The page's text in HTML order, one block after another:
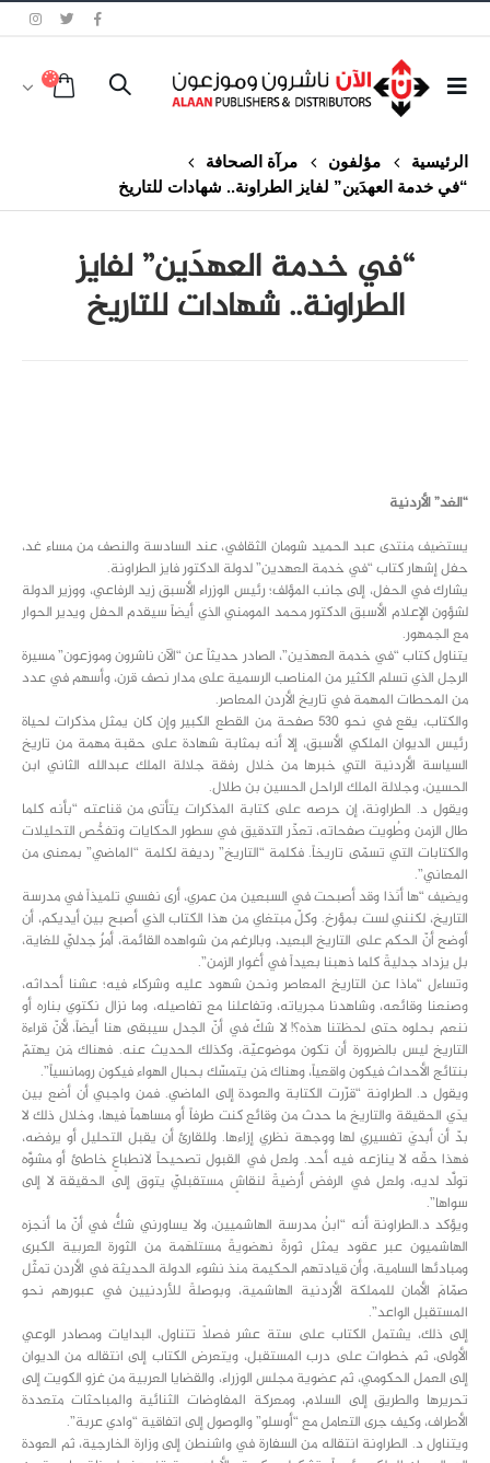
الرئيسية مؤلفون
مرآة الصحافة
“في خدمة العهدَين” لفايز الطراونة.. شهادات للتاريخ
“في خدمة العهدَين” لفايز
الطراونة.. شهادات للتاريخ
“الغد” الأردنية
يستضيف منتدى عبد الحميد شومان الثقافي، عند السادسة والنصف من مساء غد،
حفل إشهار كتاب “في خدمة العهدين” لدولة الدكتور فايز الطراونة.
يشارك في الحفل، إلى جانب المؤلف؛ رئيس الوزراء الأسبق زيد الرفاعي، ووزير الدولة
لشؤون الإعلام الأسبق الدكتور محمد المومني الذي أيضاً سيقدم الحفل ويدير الحوار
مع الجمهور.
يتناول كتاب “في خدمة العهدَين”، الصادر حديثاً عن “الآن ناشرون وموزعون” مسيرة
الرجل الذي تسلم الكثير من المناصب الرسمية على مدار نصف قرن، وأسهم في عدد
من المحطات المهمة في تاريخ الأردن المعاصر.
والكتاب، يقع في نحو 530 صفحة من القطع الكبير وإن كان يمثل مذكرات لحياة
رئيس الديوان الملكي الأسبق، إلا أنه بمثابة شهادة على حقبة مهمة من تاريخ
السياسة الأردنية التي خبرها من خلال رفقة جلالة الملك عبدالله الثاني ابن
الحسين، وجلالة الملك الراحل الحسين بن طلال.
ويقول د. الطراونة، إن حرصه على كتابة المذكرات يتأتى من قناعته “بأنه كلما
طال الزمن وطُويت صفحاته، تعذّر التدقيق في سطور الحكايات وتفحُّص التحليلات
والكتابات التي تسمّى تاريخاً. فكلمة “التاريخ” رديفة لكلمة “الماضي” بمعنى من
المعاني”.
ويضيف “ها أنَذا وقد أصبحت في السبعين من عمري، أرى نفسي تلميذاً في مدرسة
التاريخ، لكنني لست بمؤرخ. وكلّ مبتغاي من هذا الكتاب الذي أصبح بين أيديكم، أن
أوضح أنّ الحكم على التاريخ البعيد، وبالرغم من شواهده القائمة، أمرٌ جدليّ للغاية،
بل يزداد جدليةً كلما ذهبنا بعيداً في أغوار الزمن”.
وتساءل “ماذا عن التاريخ المعاصر ونحن شهود عليه وشركاء فيه؛ عشنا أحداثه،
وصنعنا وقائعه، وشاهدنا مجرياته، وتفاعلنا مع تفاصيله، وما نزال نكتوي بناره أو
ننعم بحلوه حتى لحظتنا هذه؟! لا شكّ في أنّ الجدل سيبقى هنا أيضاً، لأنّ قراءة
التاريخ ليس بالضرورة أن تكون موضوعيّة، وكذلك الحديث عنه. فهناك مَن يهتمّ
بنتائج الأحداث فيكون واقعياً، وهناك مَن يتمسّك بحبال الهواء فيكون رومانسياً”.
ويقول د. الطراونة “قرّرت الكتابة والعودة إلى الماضي. فمن واجبي أن أضع بين
يدَي الحقيقة والتاريخ ما حدث من وقائع كنت طرفاً أو مساهماً فيها، وخلال ذلك لا
بدّ أن أبديَ تفسيري لها ووجهة نظري إزاءها. وللقارئ أن يقبل التحليل أو يرفضه،
فهذا حقّه لا ينازعه فيه أحد. ولعل في القبول تصحيحاً لانطباعٍ خاطئ أو مشوَّه
تولَّد لديه، ولعل في الرفض أرضيةً لنقاشٍ مستقبليّ يتوق إلى الحقيقة لا إلى
سواها”.
ويؤكد د.الطراونة أنه “ابنُ مدرسة الهاشميين، ولا يساورني شكٌّ في أنّ ما أنجزه
الهاشميون عبر عقود يمثل ثورةً نهضويةً مستلهَمة من الثورة العربية الكبرى
ومبادئها السامية، وأن قيادتهم الحكيمة منذ نشوء الدولة الحديثة في الأردن تمثّل
صمّامَ الأمان للمملكة الأردنية الهاشمية، وبوصلةً للأردنيين في عبورهم نحو
المستقبل الواعد”.
إلى ذلك، يشتمل الكتاب على ستة عشر فصلاً تتناول، البدايات ومصادر الوعي
الأولى، ثم خطوات على درب المستقبل، ويتعرض الكتاب إلى انتقاله من الديوان
إلى العمل الحكومي، ثم عضوية مجلس الوزراء، والقضايا العربية من غزو الكويت إلى
تحريرها والطريق إلى السلام، ومعركة المفاوضات الثنائية والمباحثات متعددة
الأطراف، وكيف جرى التعامل مع “أوسلو” والوصول إلى اتفاقية “وادي عربة”.
ويتناول د. الطراونة انتقاله من السفارة في واشنطن إلى وزارة الخارجية، ثم العودة